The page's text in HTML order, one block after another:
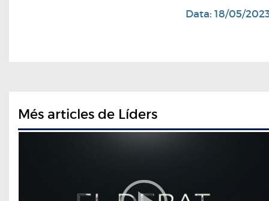
Data: 18/05/
Més articles de Líders